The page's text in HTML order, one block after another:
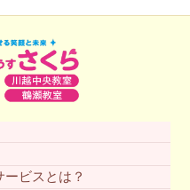
ビスとは？